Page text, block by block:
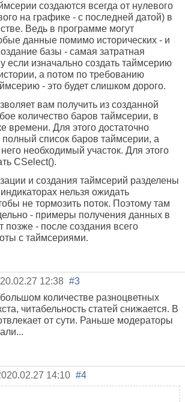
создаются всегда от нулевого
на графике - с последней датой) в
Ведь в программе могут
данные помимо исторических - и
базы - самая затратная
если изначально создать таймсерию
а потом по требованию
- это будет слишком дорого.
вам получить из созданной
количество баров таймсерии, в
времени. Для этого достаточно
полный список баров таймсерии, а
необходимый участок. Для этого
CSelect().
и создания таймсерий разделены
нельзя ожидать
не тормозить поток. Поэтому там
- примеры получения данных в
позже - после создания всего
с таймсериями.
12:38 #3
количестве разноцветных
читабельность статей снижается. В
от сути. Раньше модераторы
14:10 #4